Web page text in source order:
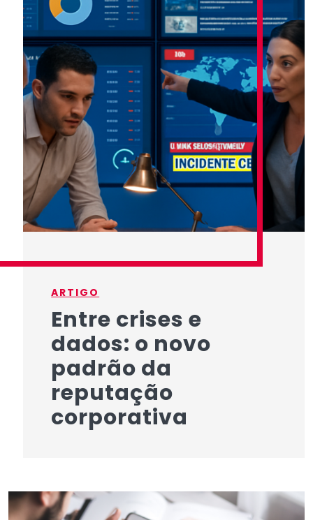
ARTIGO
Entre crises e
dados: o novo
padrão da
reputação
corporativa